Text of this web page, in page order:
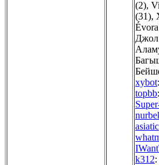
(2),
(31),
xybot
topbb
asiatic
k312: